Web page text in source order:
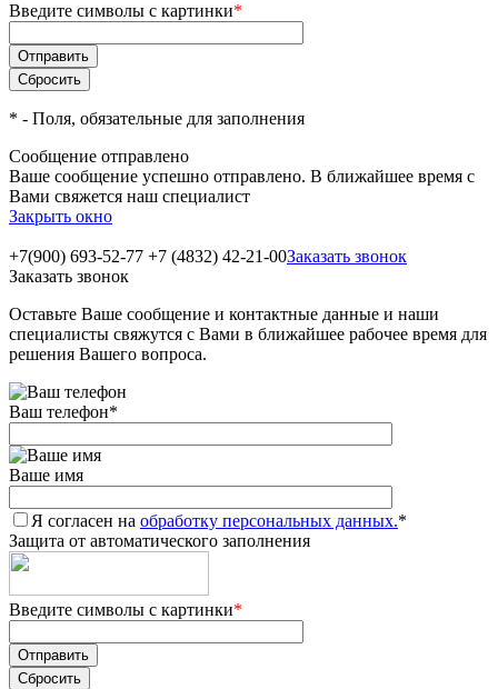
Введите символы с картинки*
* - Поля, обязательные для заполнения
Сообщение отправлено
Ваше сообщение успешно отправлено. В ближайшее время с
Вами свяжется наш специалист
Закрыть окно
+7(900) 693-52-77 +7 (4832) 42-21-00Заказать звонок
Заказать звонок
Оставьте Ваше сообщение и контактные данные и наши
специалисты свяжутся с Вами в ближайшее рабочее время для
решения Вашего вопроса.
Ваш телефон*
Ваше имя
Я согласен на обработку персональных данных.*
Защита от автоматического заполнения
Введите символы с картинки*